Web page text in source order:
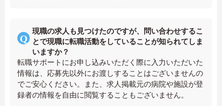
現職の求人も見つけたのですが、問い合わせするこ
とで現職に転職活動をしていることが知られてしま
いますか？
転職サポートにお申し込みいただく際に入力いただいた
情報は、応募先以外にお渡しすることはございませんの
でご安心ください。また、求人掲載元の病院や施設が登
録者の情報を自由に閲覧することもございません。